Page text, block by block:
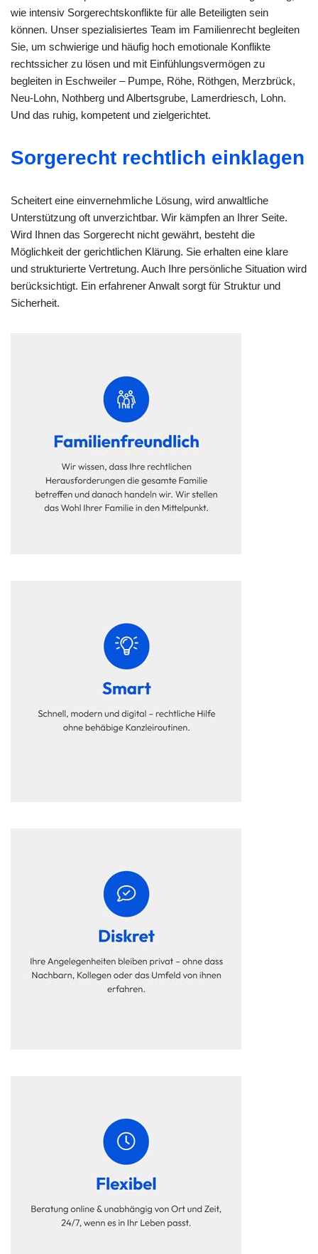
wie intensiv Sorgerechtskonflikte für alle Beteiligten sein
können. Unser spezialisiertes Team im Familienrecht begleiten
Sie, um schwierige und häufig hoch emotionale Konflikte
rechtssicher zu lösen und mit Einfühlungsvermögen zu
begleiten in Eschweiler – Pumpe, Röhe, Röthgen, Merzbrück,
Neu-Lohn, Nothberg und Albertsgrube, Lamerdriesch, Lohn.
Und das ruhig, kompetent und zielgerichtet.
Sorgerecht rechtlich einklagen
Scheitert eine einvernehmliche Lösung, wird anwaltliche
Unterstützung oft unverzichtbar. Wir kämpfen an Ihrer Seite.
Wird Ihnen das Sorgerecht nicht gewährt, besteht die
Möglichkeit der gerichtlichen Klärung. Sie erhalten eine klare
und strukturierte Vertretung. Auch Ihre persönliche Situation wird
berücksichtigt. Ein erfahrener Anwalt sorgt für Struktur und
Sicherheit.